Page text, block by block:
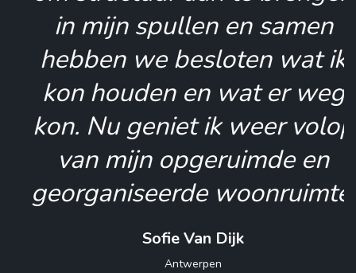
in mijn spullen en samen
hebben we besloten wat ik
kon houden en wat er weg
kon. Nu geniet ik weer volop
van mijn opgeruimde en
georganiseerde woonruimte!
Sofie Van Dijk
Antwerpen